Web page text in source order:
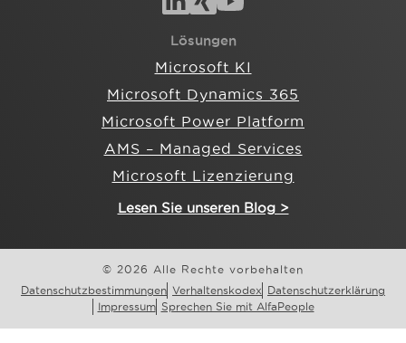
Lösungen
Microsoft KI
Microsoft Dynamics 365
Microsoft Power Platform
AMS – Managed Services
Microsoft Lizenzierung
Lesen Sie unseren Blog >
© 2026 Alle Rechte vorbehalten
Datenschutzbestimmungen Verhaltenskodex
Datenschutzerklärung
Impressum Sprechen Sie mit AlfaPeople